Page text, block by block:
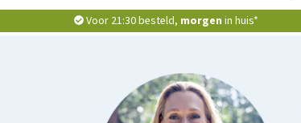
Voor 21:30 besteld, morgen in huis*